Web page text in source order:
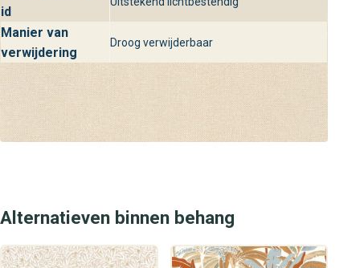
id
Manier van
verwijdering
Droog verwijderbaar
Alternatieven binnen behang